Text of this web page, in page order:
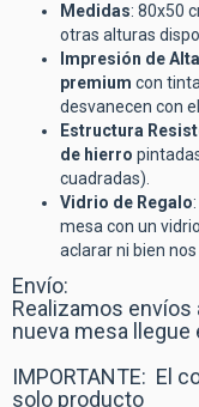
Medidas: 80x50
otras alturas
Impresión de
premium con
desvanecen con
Estructura
de hierro
cuadradas).
Vidrio de Regalo
mesa con un
aclarar ni bien
Envío:
Realizamos envíos
nueva mesa
IMPORTANTE: El
solo producto